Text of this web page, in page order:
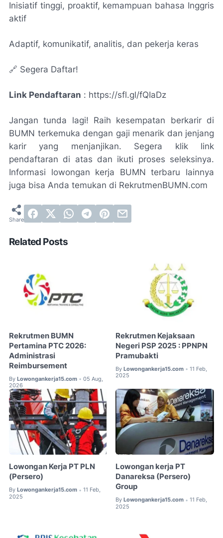
Inisiatif tinggi, proaktif, kemampuan bahasa Inggris
aktif
Adaptif, komunikatif, analitis, dan pekerja keras
🔗 Segera Daftar!
Link Pendaftaran : https://sfl.gl/fQIaDz
Jangan tunda lagi! Raih kesempatan berkarir di
BUMN terkemuka dengan gaji menarik dan jenjang
karir yang menjanjikan. Segera klik link
pendaftaran di atas dan ikuti proses seleksinya.
Informasi lowongan kerja BUMN terbaru lainnya
juga bisa Anda temukan di RekrutmenBUMN.com
Related Posts
Rekrutmen BUMN
Pertamina PTC 2026:
Administrasi
Reimbursement
By Lowongankerja15.com • 05 Aug,
2026
Rekrutmen Kejaksaan
Negeri PSP 2025 : PPNPN
Pramubakti
By Lowongankerja15.com • 11 Feb,
2025
Lowongan Kerja PT PLN
(Persero)
By Lowongankerja15.com • 11 Feb,
2025
Lowongan kerja PT
Danareksa (Persero)
Group
By Lowongankerja15.com • 11 Feb,
2025